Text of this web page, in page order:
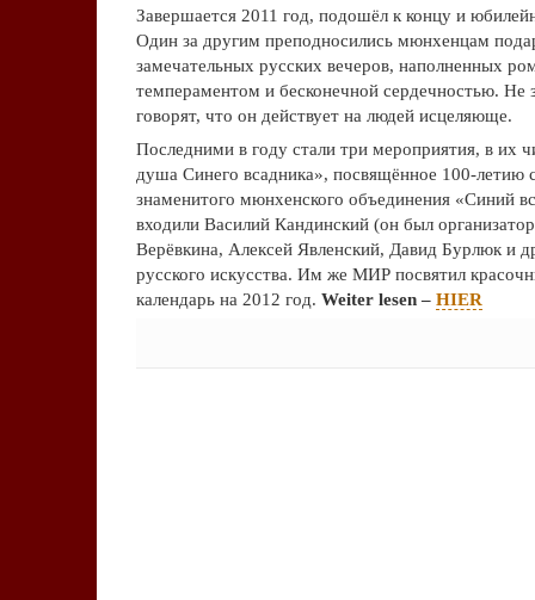
Завершается 2011 год, подошёл к концу и
Один за другим преподносились мюнхенцам
замечательных русских вечеров, наполненных
темпераментом и бесконечной сердечностью.
говорят, что он действует на людей исцеляюще.
Последними в году стали три мероприятия, в их
душа Синего всадника», посвящённое 100-летию
знаменитого мюнхенского объединения «Синий
входили Василий Кандинский (он был
Верёвкина, Алексей Явленский, Давид Бурлюк и
русского искусства. Им же МИР посвятил
календарь на 2012 год. Weiter lesen – HIER